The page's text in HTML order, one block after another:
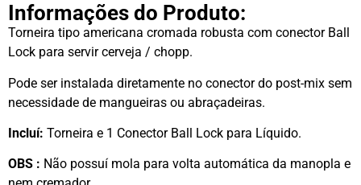
Informações do Produto:
Torneira tipo americana cromada robusta com conector Ball
Lock para servir cerveja / chopp.
Pode ser instalada diretamente no conector do post-mix sem
necessidade de mangueiras ou abraçadeiras.
Incluí: Torneira e 1 Conector Ball Lock para Líquido.
OBS : Não possuí mola para volta automática da manopla e